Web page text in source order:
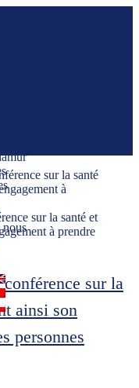
nous
sur la santé et
à prendre
sur la
ainsi son
personnes